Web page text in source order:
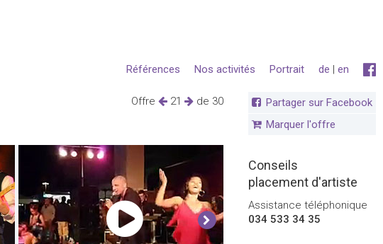
de | en
Portrait
Nos activités
Références
Offre 21 de 30
Partager sur Facebook
Marquer l'offre
Conseils
placement d'artiste
Assistance téléphonique
034 533 34 35